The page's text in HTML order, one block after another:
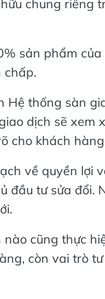
chung riêng
sản phẩm
chấp.
thống sàn
dịch sẽ xem
cho khách
về quyền lợi
tư sửa đổi.
cũng thực
còn vai trò